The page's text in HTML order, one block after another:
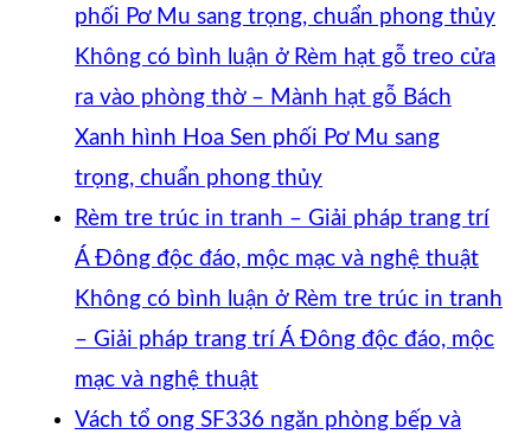
phối Pơ Mu sang trọng, chuẩn phong thủy
Không có bình luận ở Rèm hạt gỗ treo cửa
ra vào phòng thờ – Mành hạt gỗ Bách
Xanh hình Hoa Sen phối Pơ Mu sang
trọng, chuẩn phong thủy
Rèm tre trúc in tranh – Giải pháp trang trí
Á Đông độc đáo, mộc mạc và nghệ thuật
Không có bình luận ở Rèm tre trúc in tranh
– Giải pháp trang trí Á Đông độc đáo, mộc
mạc và nghệ thuật
Vách tổ ong SF336 ngăn phòng bếp và